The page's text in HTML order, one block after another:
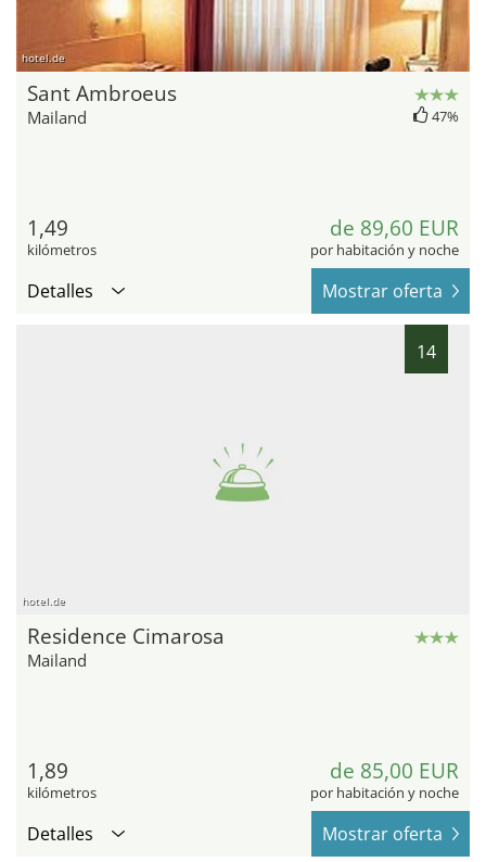
hotel.de
Sant Ambroeus
Mailand 47%
1,49
kilómetros
de 89,60 EUR
por habitación y noche
Detalles Mostrar oferta
14
hotel.de
Residence Cimarosa
Mailand
1,89
kilómetros
de 85,00 EUR
por habitación y noche
Detalles Mostrar oferta